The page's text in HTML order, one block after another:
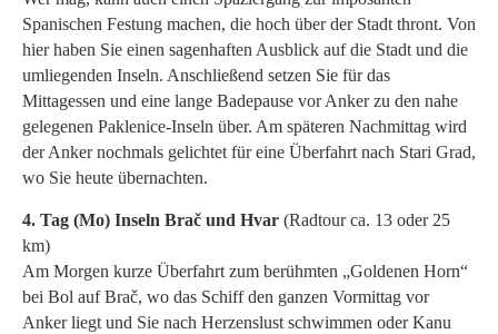
Spanischen Festung machen, die hoch über der Stadt thront. Von
hier haben Sie einen sagenhaften Ausblick auf die Stadt und die
umliegenden Inseln. Anschließend setzen Sie für das
Mittagessen und eine lange Badepause vor Anker zu den nahe
gelegenen Paklenice-Inseln über. Am späteren Nachmittag wird
der Anker nochmals gelichtet für eine Überfahrt nach Stari Grad,
wo Sie heute übernachten.
4. Tag (Mo) Inseln Brač und Hvar (Radtour ca. 13 oder 25
km)
Am Morgen kurze Überfahrt zum berühmten „Goldenen Horn“
bei Bol auf Brač, wo das Schiff den ganzen Vormittag vor
Anker liegt und Sie nach Herzenslust schwimmen oder Kanu